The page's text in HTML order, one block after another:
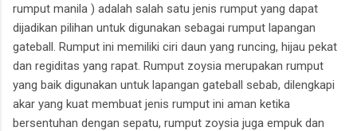
rumput manila ) adalah salah satu jenis rumput yang dapat
dijadikan pilihan untuk digunakan sebagai rumput lapangan
gateball. Rumput ini memiliki ciri daun yang runcing, hijau pekat
dan regiditas yang rapat. Rumput zoysia merupakan rumput
yang baik digunakan untuk lapangan gateball sebab, dilengkapi
akar yang kuat membuat jenis rumput ini aman ketika
bersentuhan dengan sepatu, rumput zoysia juga empuk dan